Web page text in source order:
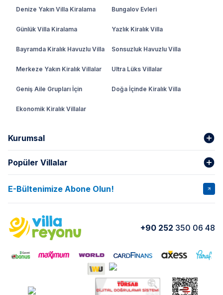
Denize Yakın Villa Kiralama Bungalov Evleri
Günlük Villa Kiralama Yazlık Kiralık Villa
Bayramda Kiralık Havuzlu Villa Sonsuzluk Havuzlu Villa
Merkeze Yakın Kiralık Villalar Ultra Lüks Villalar
Geniş Aile Grupları İçin Doğa İçinde Kiralık Villa
Ekonomik Kiralık Villalar
Kurumsal
Hakkımızda
İptal Şartları Banka Hesapları
Kurumsal Blog
Yorumlar Nasıl Kiralarım
Popüler Villalar
VİLLA SALKIM VİLLA SLAY 1
VİLLA OLENNA 1 VİLLA MERT
VILLA ADRIMA 1
VİLLA TİAMO VİLLA ZEYTİN DALI
E-Bültenimize Abone Olun!
+90 252 350 06 48